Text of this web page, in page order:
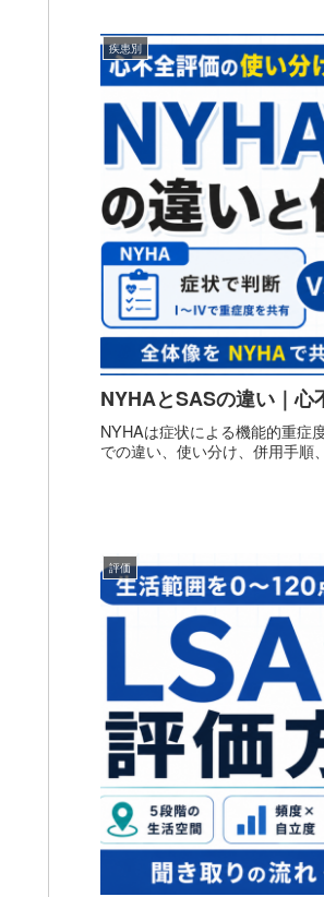
疾患別
NYHAとSASの違い｜心
NYHAは症状による機能的重症
での違い、使い分け、併用手順
評価